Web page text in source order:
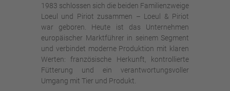
1983 schlossen sich die beiden Familienzweige
Loeul und Piriot zusammen – Loeul & Piriot
war geboren. Heute ist das Unternehmen
europäischer Marktführer in seinem Segment
und verbindet moderne Produktion mit klaren
Werten: französische Herkunft, kontrollierte
Fütterung und ein verantwortungsvoller
Umgang mit Tier und Produkt.